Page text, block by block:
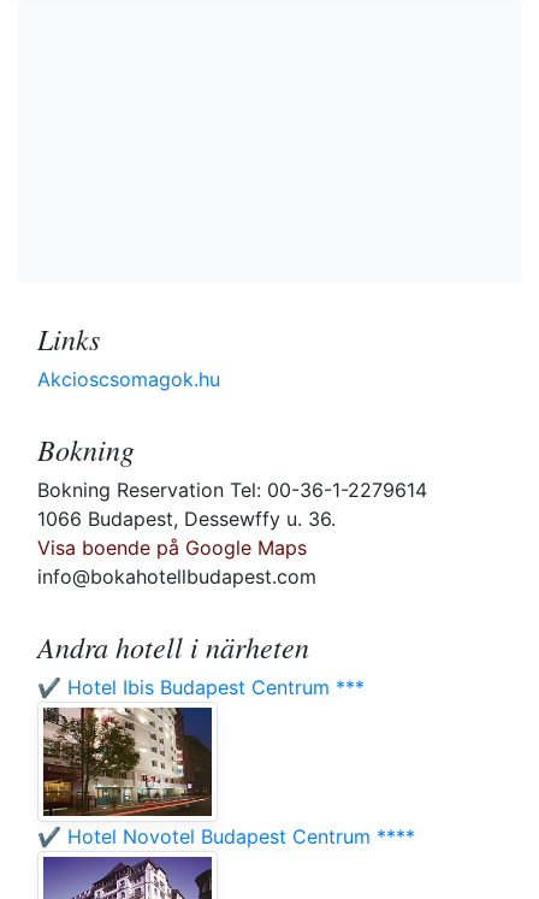
Links
Akcioscsomagok.hu
Bokning
Bokning Reservation Tel: 00-36-1-2279614
1066 Budapest, Dessewffy u. 36.
Visa boende på Google Maps
info@bokahotellbudapest.com
Andra hotell i närheten
✔️ Hotel Ibis Budapest Centrum ***
✔️ Hotel Novotel Budapest Centrum ****